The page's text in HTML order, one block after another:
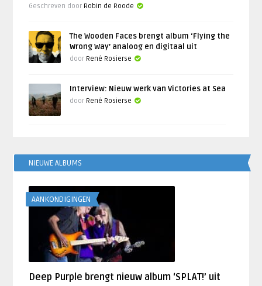
Geschreven door Robin de Roode
The Wooden Faces brengt album ‘Flying the
Wrong Way’ analoog en digitaal uit
door René Rosierse
Interview: Nieuw werk van Victories at Sea
door René Rosierse
NIEUWE ALBUMS
AANKONDIGINGEN
Deep Purple brengt nieuw album ‘SPLAT!’ uit